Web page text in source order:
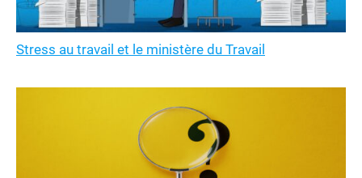
Stress au travail et le ministère du Travail